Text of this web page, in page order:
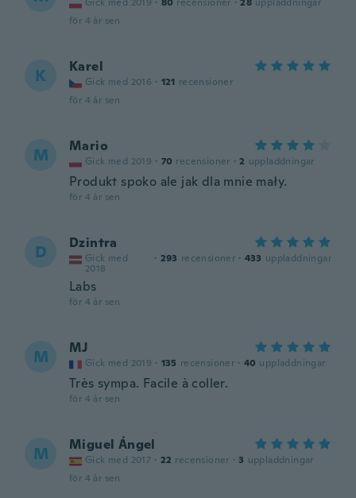
för 4 år sen
K Karel
Gick med 2016 · 121 recensioner
för 4 år sen
M Mario
Gick med 2019 · 70 recensioner · 2 uppladdningar
Produkt spoko ale jak dla mnie mały.
för 4 år sen
D Dzintra
Gick med
2018
· 293 recensioner · 433 uppladdningar
Labs
för 4 år sen
M MJ
Gick med 2019 · 135 recensioner · 40 uppladdningar
Très sympa. Facile à coller.
för 4 år sen
M Miguel Ángel
Gick med 2017 · 22 recensioner · 3 uppladdningar
för 4 år sen